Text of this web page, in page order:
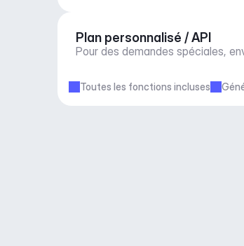
Plan personnalisé / API
Pour des demandes spéciales,
Toutes les fonctions incluses